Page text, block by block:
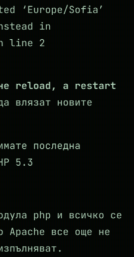
‘Europe/Sofia’
in
line 2
reload, а restart
влязат новите
последна
5.3
php и всичко се
Apache все още не